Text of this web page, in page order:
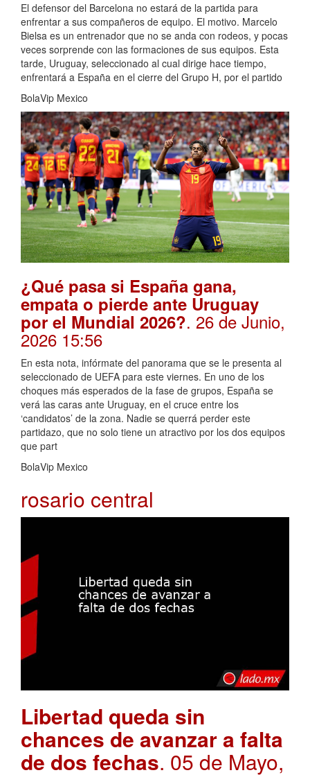
El defensor del Barcelona no estará de la partida para
enfrentar a sus compañeros de equipo. El motivo. Marcelo
Bielsa es un entrenador que no se anda con rodeos, y pocas
veces sorprende con las formaciones de sus equipos. Esta
tarde, Uruguay, seleccionado al cual dirige hace tiempo,
enfrentará a España en el cierre del Grupo H, por el partido
BolaVip Mexico
¿Qué pasa si España gana,
empata o pierde ante Uruguay
por el Mundial 2026?. 26 de Junio,
2026 15:56
En esta nota, infórmate del panorama que se le presenta al
seleccionado de UEFA para este viernes. En uno de los
choques más esperados de la fase de grupos, España se
verá las caras ante Uruguay, en el cruce entre los
‘candidatos’ de la zona. Nadie se querrá perder este
partidazo, que no solo tiene un atractivo por los dos equipos
que part
BolaVip Mexico
rosario central
Libertad queda sin
chances de avanzar a falta
de dos fechas. 05 de Mayo,